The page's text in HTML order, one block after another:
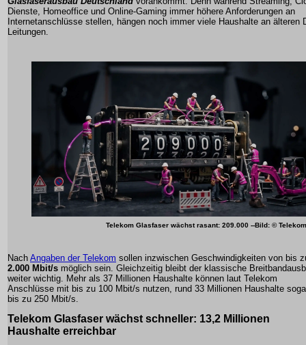
Dienste, Homeoffice und Online-Gaming immer höhere Anforderungen an
Internetanschlüsse stellen, hängen noch immer viele Haushalte an älteren
Leitungen.
Telekom Glasfaser wächst rasant: 209.000 --Bild: © Telekom
Nach Angaben der Telekom sollen inzwischen Geschwindigkeiten von bis
2.000 Mbit/s möglich sein. Gleichzeitig bleibt der klassische
weiter wichtig. Mehr als 37 Millionen Haushalte können laut Telekom
Anschlüsse mit bis zu 100 Mbit/s nutzen, rund 33 Millionen Haushalte
bis zu 250 Mbit/s.
Telekom Glasfaser wächst schneller: 13,2 Millionen
Haushalte erreichbar